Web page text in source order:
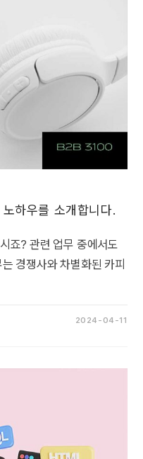
하우를 소개합니다.
죠? 관련 업무 중에서도
경쟁사와 차별화된 카피
2024-04-11